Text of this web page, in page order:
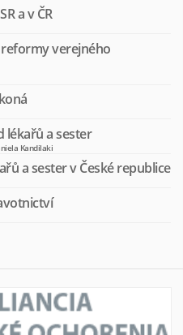
a v ČR
verejného
lékařů a sester
Kandilaki
a sester v České republice